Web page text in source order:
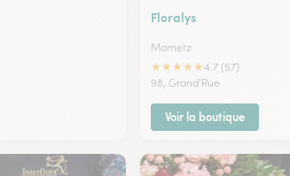
Floralys
Mametz
★★★★★4.7 (57)
98, Grand'Rue
Voir la boutique